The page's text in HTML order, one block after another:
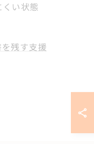
い状態
残す支援